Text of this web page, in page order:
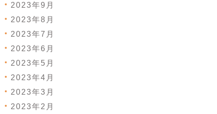
2023年9月
2023年8月
2023年7月
2023年6月
2023年5月
2023年4月
2023年3月
2023年2月